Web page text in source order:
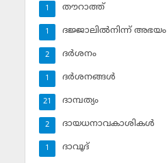
തൗറാത്ത്
1
ദജ്ജാലില്‍നിന്ന് അഭയം
1
ദര്‍ശനം
2
ദര്‍ശനങ്ങള്‍
1
ദാമ്പത്യം
21
ദായധനാവകാശികള്‍
2
ദാവൂദ്‌
1